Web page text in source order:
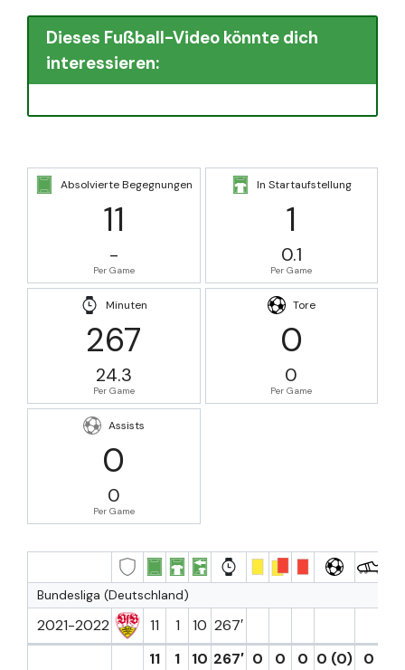
Dieses Fußball-Video könnte dich
interessieren:
Absolvierte Begegnungen
11
-
Per Game
In Startaufstellung
1
0.1
Per Game
Minuten
267
24.3
Per Game
Tore
0
0
Per Game
Assists
0
0
Per Game
Bundesliga (Deutschland)
2021-2022 11 1 10 267′
11
1 10 267′ 0 0 0 0 (0) 0